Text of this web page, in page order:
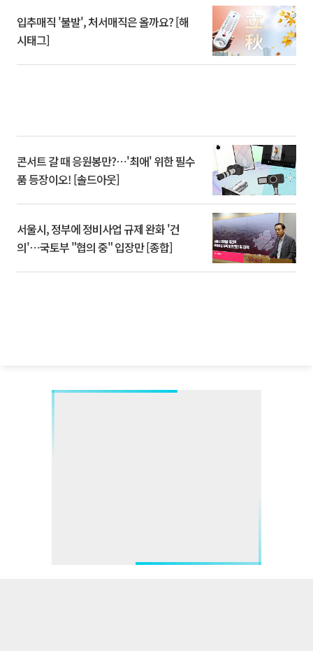
입추매직 '불발', 처서매직은 올까요? [해
시태그]
콘서트 갈 때 응원봉만?⋯'최애' 위한 필수
품 등장이오! [솔드아웃]
서울시, 정부에 정비사업 규제 완화 '건
의'⋯국토부 "협의 중" 입장만 [종합]